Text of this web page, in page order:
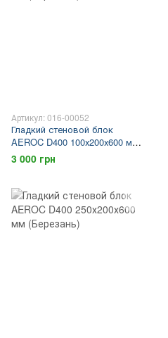
Артикул: 016-00052
Гладкий стеновой блок
AEROC D400 100х200х600 мм
(Березань)
3 000 грн